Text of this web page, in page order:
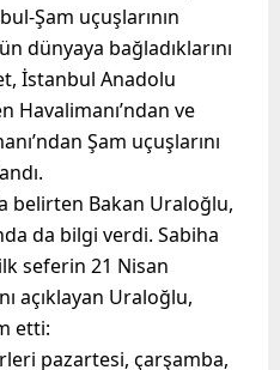
Şam uçuşlarının
dünyaya bağladıklarını
İstanbul Anadolu
Havalimanı’ndan ve
Şam uçuşlarını
belirten Bakan Uraloğlu,
da bilgi verdi. Sabiha
seferin 21 Nisan
açıklayan Uraloğlu,
etti:
pazartesi, çarşamba,